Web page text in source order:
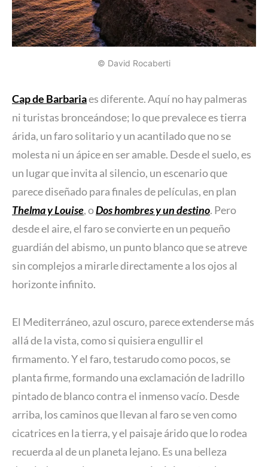
© David Rocaberti
Cap de Barbariaes diferente. Aquí no hay palmeras
ni turistas bronceándose; lo que prevalece es tierra
árida, un faro solitario y un acantilado que no se
molesta ni un ápice en ser amable. Desde el suelo, es
un lugar que invita al silencio, un escenario que
parece diseñado para finales de películas, en plan
Thelma y Louise, oDos hombres y un destino. Pero
desde el aire, el faro se convierte en un pequeño
guardián del abismo, un punto blanco que se atreve
sin complejos a mirarle directamente a los ojos al
horizonte infinito.
El Mediterráneo, azul oscuro, parece extenderse más
allá de la vista, como si quisiera engullir el
firmamento. Y el faro, testarudo como pocos, se
planta firme, formando una exclamación de ladrillo
pintado de blanco contra el inmenso vacío. Desde
arriba, los caminos que llevan al faro se ven como
cicatrices en la tierra, y el paisaje árido que lo rodea
recuerda al de un planeta lejano. Es una belleza